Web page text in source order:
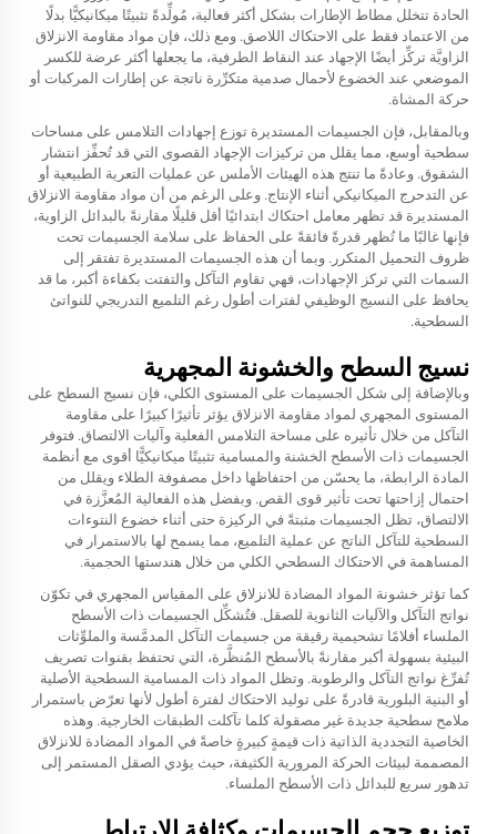
الحادة تتخلل مطاط الإطارات بشكل أكثر فعالية، مُولِّدةً تثبيتًا ميكانيكيًّا بدلًا
من الاعتماد فقط على الاحتكاك اللاصق. ومع ذلك، فإن مواد مقاومة الانزلاق
الزاويَّة تركِّز أيضًا الإجهاد عند النقاط الطرفية، ما يجعلها أكثر عرضة للكسر
الموضعي عند الخضوع لأحمال صدمية متكرِّرة ناتجة عن إطارات المركبات أو
حركة المشاة.
وبالمقابل، فإن الجسيمات المستديرة توزع إجهادات التلامس على مساحات
سطحية أوسع، مما يقلل من تركيزات الإجهاد القصوى التي قد تُحفِّز انتشار
الشقوق. وعادةً ما تنتج هذه الهيئات الأملس عن عمليات التعرية الطبيعية أو
عن التدحرج الميكانيكي أثناء الإنتاج. وعلى الرغم من أن مواد مقاومة الانزلاق
المستديرة قد تظهر معامل احتكاك ابتدائيًا أقل قليلًا مقارنةً بالبدائل الزاوية،
فإنها غالبًا ما تُظهر قدرةً فائقةً على الحفاظ على سلامة الجسيمات تحت
ظروف التحميل المتكرر. وبما أن هذه الجسيمات المستديرة تفتقر إلى
السمات التي تركز الإجهادات، فهي تقاوم التآكل والتفتت بكفاءة أكبر، ما قد
يحافظ على النسيج الوظيفي لفترات أطول رغم التلميع التدريجي للنواتئ
السطحية.
نسيج السطح والخشونة المجهرية
وبالإضافة إلى شكل الجسيمات على المستوى الكلي، فإن نسيج السطح على
المستوى المجهري لمواد مقاومة الانزلاق يؤثر تأثيرًا كبيرًا على مقاومة
التآكل من خلال تأثيره على مساحة التلامس الفعلية وآليات الالتصاق. فتوفر
الجسيمات ذات الأسطح الخشنة والمسامية تثبيتًا ميكانيكيًّا أقوى مع أنظمة
المادة الرابطة، ما يحسّن من احتفاظها داخل مصفوفة الطلاء ويقلل من
احتمال إزاحتها تحت تأثير قوى القص. وبفضل هذه الفعالية المُعزَّزة في
الالتصاق، تظل الجسيمات مثبتةً في الركيزة حتى أثناء خضوع النتوءات
السطحية للتآكل الناتج عن عملية التلميع، مما يسمح لها بالاستمرار في
المساهمة في الاحتكاك السطحي الكلي من خلال هندستها الحجمية.
كما تؤثر خشونة المواد المضادة للانزلاق على المقياس المجهري في تكوّن
نواتج التآكل والآليات الثانوية للصقل. فتُشكِّل الجسيمات ذات الأسطح
الملساء أفلامًا تشحيمية رقيقة من جسيمات التآكل المدمَّسة والملوِّثات
البيئية بسهولة أكبر مقارنةً بالأسطح المُنظَّرة، التي تحتفظ بقنوات تصريف
تُفرِّغ نواتج التآكل والرطوبة. وتظل المواد ذات المسامية السطحية الأصلية
أو البنية البلورية قادرةً على توليد الاحتكاك لفترة أطول لأنها تعرّض باستمرار
ملامح سطحية جديدة غير مصقولة كلما تآكلت الطبقات الخارجية. وهذه
الخاصية التجددية الذاتية ذات قيمةٍ كبيرةٍ خاصةً في المواد المضادة للانزلاق
المصممة لبيئات الحركة المرورية الكثيفة، حيث يؤدي الصقل المستمر إلى
تدهور سريع للبدائل ذات الأسطح الملساء.